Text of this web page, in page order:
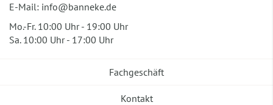
E-Mail: info@banneke.de
Mo.-Fr. 10:00 Uhr - 19:00 Uhr
Sa. 10:00 Uhr - 17:00 Uhr
Fachgeschäft
Kontakt